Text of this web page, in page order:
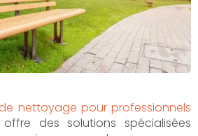
nettoyage pour professionnels
offre des solutions spécialisées